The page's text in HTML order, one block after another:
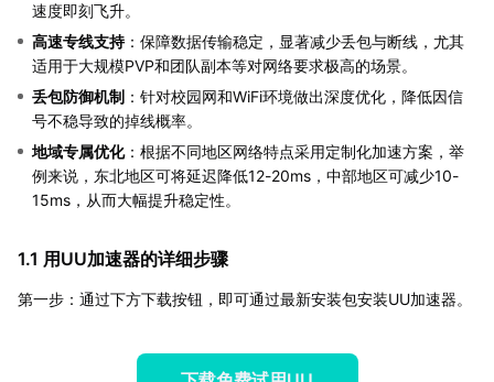
速度即刻飞升。
高速专线支持：保障数据传输稳定，显著减少丢包与断线，尤其
适用于大规模PVP和团队副本等对网络要求极高的场景。
丢包防御机制 ：针对校园网和WiFi环境做出深度优化，降低因信
号不稳导致的掉线概率。
地域专属优化：根据不同地区网络特点采用定制化加速方案，举
例来说，东北地区可将延迟降低12-20ms，中部地区可减少10-
15ms，从而大幅提升稳定性。
1.1 用UU加速器的详细步骤
第一步：通过下方下载按钮，即可通过最新安装包安装UU加速器。